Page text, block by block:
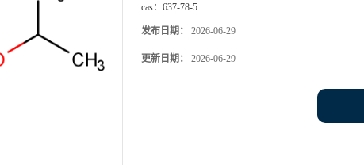
cas： 637-78-5
发布日期： 2026-06-29
更新日期： 2026-06-29